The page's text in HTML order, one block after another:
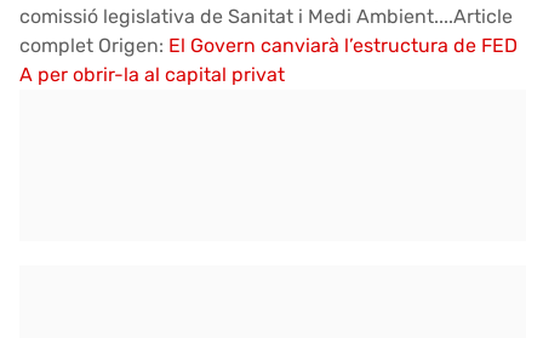
comissió legislativa de Sanitat i Medi Ambient....Article
complet Origen: El Govern canviarà l’estructura de FED
A per obrir-la al capital privat